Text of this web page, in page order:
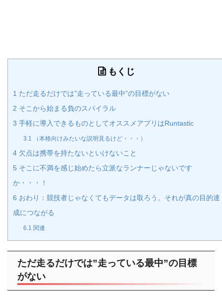
もくじ
1 ただ走るだけでは”走っている最中”の目標がない
2 そこから始まる負のスパイラル
3 手軽に導入できるものとしてオススメアプリはRuntastic
3.1 （本格向けみたいな説明見るけど・・・）
4 欠点は携帯を持たないといけないこと
5 そこに不満を感じ始めたら立派なランナーじゃないです
か・・・！
6 おわり：競技者じゃなくてもデータは取ろう。それが真の目的達
成につながる
6.1 関連
ただ走るだけでは”走っている最中”の目標
がない